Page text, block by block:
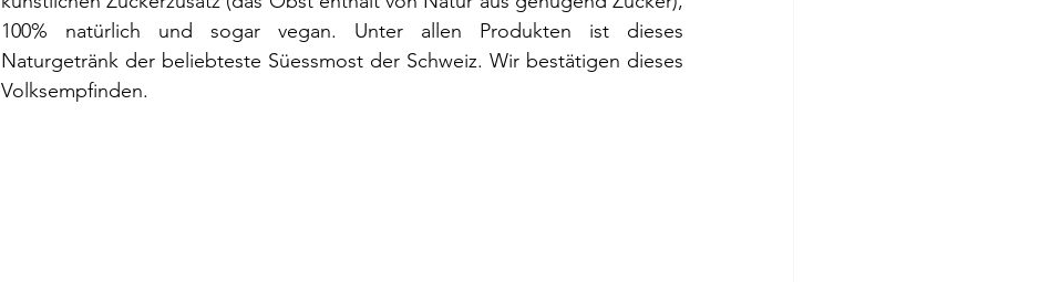
100% natürlich und sogar vegan. Unter allen Produkten ist dieses
Naturgetränk der beliebteste Süessmost der Schweiz. Wir bestätigen dieses
Volksempfinden.